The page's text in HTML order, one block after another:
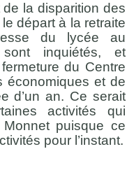
la disparition des
départ à la retraite
du lycée au
inquiétés, et
du Centre
économiques et de
d’un an. Ce serait
activités qui
puisque ce
pour l’instant.